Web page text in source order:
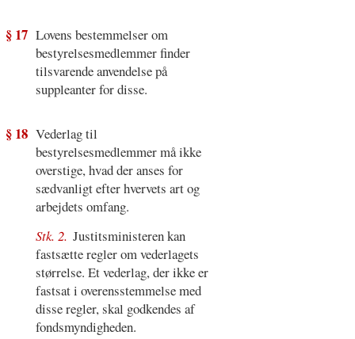
§ 17 Lovens bestemmelser om
bestyrelsesmedlemmer finder
tilsvarende anvendelse på
suppleanter for disse.
§ 18 Vederlag til
bestyrelsesmedlemmer må ikke
overstige, hvad der anses for
sædvanligt efter hvervets art og
arbejdets omfang.
Stk. 2. Justitsministeren kan
fastsætte regler om vederlagets
størrelse. Et vederlag, der ikke er
fastsat i overensstemmelse med
disse regler, skal godkendes af
fondsmyndigheden.